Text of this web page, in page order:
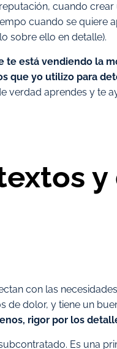
cuando
cuando se quiere
sobre ello en detalle).
te está vendiendo la
que yo utilizo para
verdad aprendes y te
con las
de dolor, y tiene un
rigor por los
Es una